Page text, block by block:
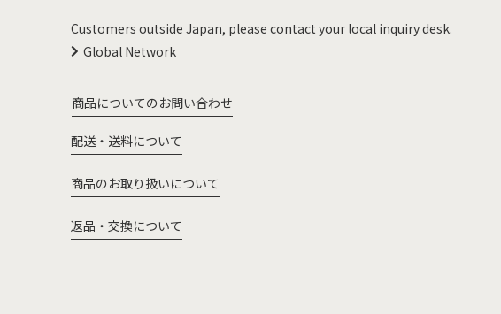
Customers outside Japan, please contact your local inquiry desk.
Global Network
商品についてのお問い合わせ
配送・送料について
商品のお取り扱いについて
返品・交換について